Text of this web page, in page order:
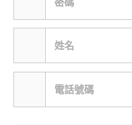
姓名
電話號碼